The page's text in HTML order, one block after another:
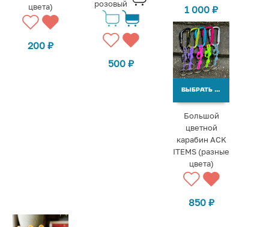
цвета)
200 ₽
розовый
500 ₽
1 000₽
ВЫБРАТЬ ВАРИАНТЫ
Большой
цветной
карабин ACK
ITEMS (разные
цвета)
850 ₽